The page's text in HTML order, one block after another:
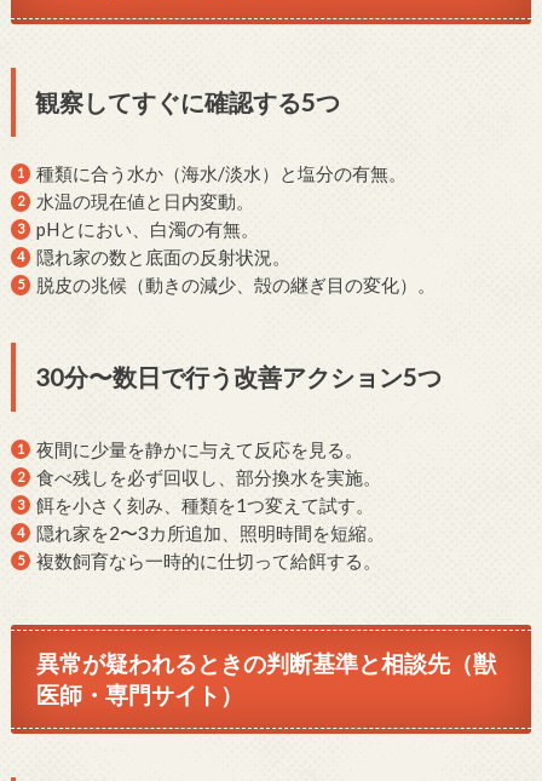
観察してすぐに確認する5つ
種類に合う水か（海水/淡水）と塩分の有無。
水温の現在値と日内変動。
pHとにおい、白濁の有無。
隠れ家の数と底面の反射状況。
脱皮の兆候（動きの減少、殻の継ぎ目の変化）。
30分〜数日で行う改善アクション5つ
夜間に少量を静かに与えて反応を見る。
食べ残しを必ず回収し、部分換水を実施。
餌を小さく刻み、種類を1つ変えて試す。
隠れ家を2〜3カ所追加、照明時間を短縮。
複数飼育なら一時的に仕切って給餌する。
異常が疑われるときの判断基準と相談先（獣
医師・専門サイト）